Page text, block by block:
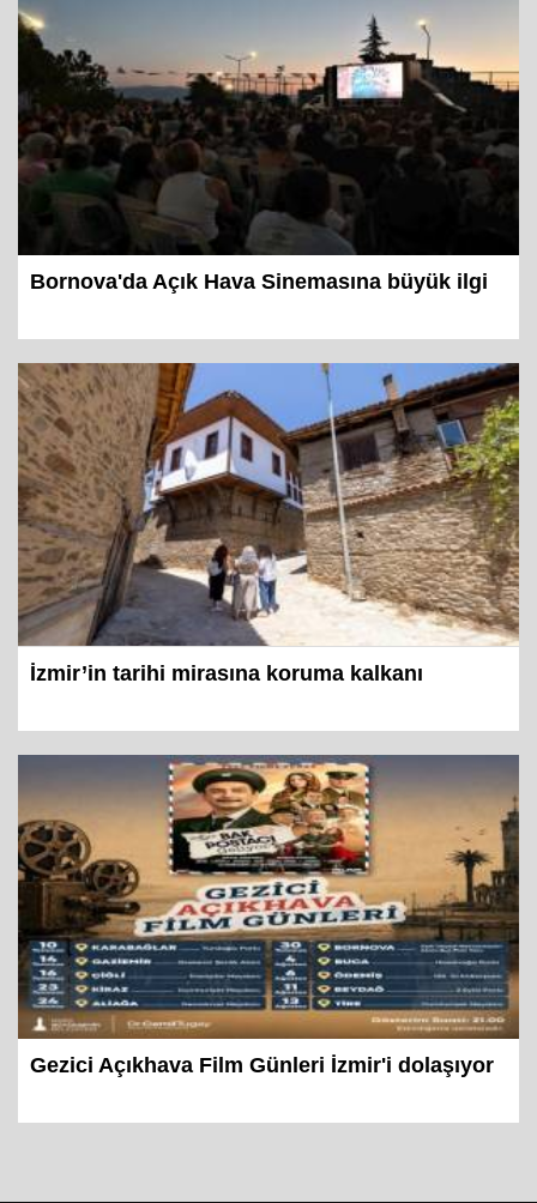
Bornova'da Açık Hava Sinemasına büyük ilgi
İzmir’in tarihi mirasına koruma kalkanı
Gezici Açıkhava Film Günleri İzmir'i dolaşıyor